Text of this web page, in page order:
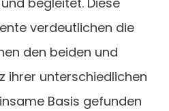
verdeutlichen die
den beiden und
ihrer unterschiedlichen
Basis gefunden